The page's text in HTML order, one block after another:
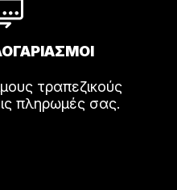
τραπεζικούς
πληρωμές σας.